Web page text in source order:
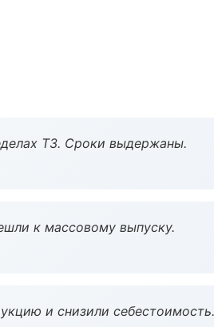
ТЗ. Сроки выдержаны.
к массовому выпуску.
и снизили себестоимость.